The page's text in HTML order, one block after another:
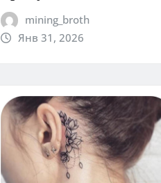
mining_broth
Янв 31, 2026